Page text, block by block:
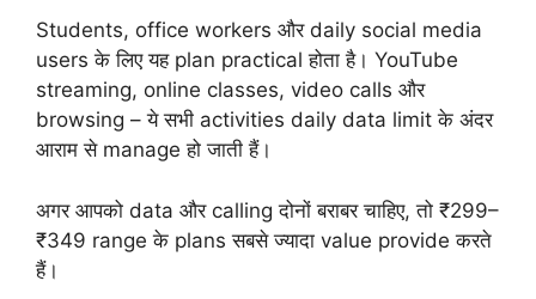
Students, office workers और daily social media
users के लिए यह plan practical होता है। YouTube
streaming, online classes, video calls और
browsing – ये सभी activities daily data limit के अंदर
आराम से manage हो जाती हैं।
अगर आपको data और calling दोनों बराबर चाहिए, तो ₹299–
₹349 range के plans सबसे ज्यादा value provide करते
हैं।